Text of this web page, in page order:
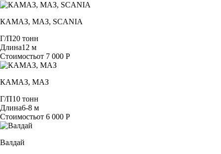
КАМАЗ, МАЗ, SCANIA
Г/П20 тонн
Длина12 м
Стоимостьот 7 000 Р
КАМАЗ, МАЗ
Г/П10 тонн
Длина6-8 м
Стоимостьот 6 000 Р
Валдай